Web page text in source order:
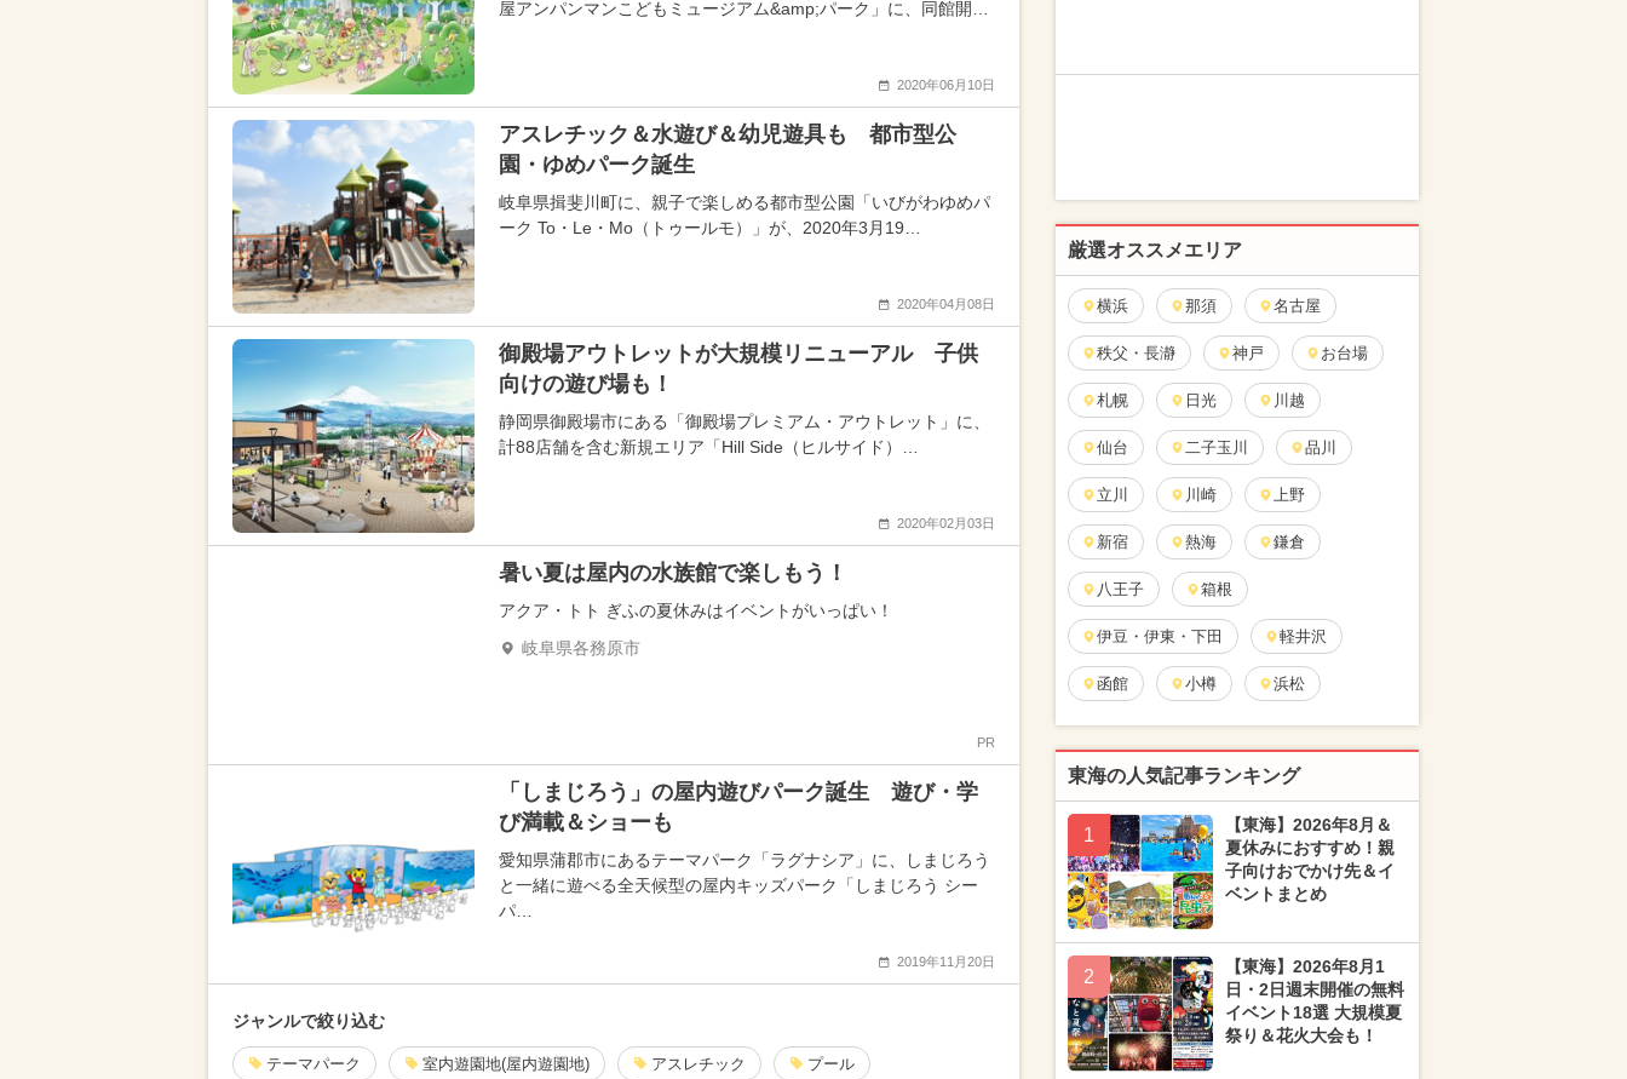
屋アンパンマンこどもミュージアム&amp;パーク」に、同館開…
2020年06月10日
アスレチック＆水遊び＆幼児遊具も 都市型公
園・ゆめパーク誕生
岐阜県揖斐川町に、親子で楽しめる都市型公園「いびがわゆめパ
ーク To・Le・Mo（トゥールモ）」が、2020年3月19…
2020年04月08日
御殿場アウトレットが大規模リニューアル 子供
向けの遊び場も！
静岡県御殿場市にある「御殿場プレミアム・アウトレット」に、
計88店舗を含む新規エリア「Hill Side（ヒルサイド）…
2020年02月03日
暑い夏は屋内の水族館で楽しもう！
アクア・トト ぎふの夏休みはイベントがいっぱい！
岐阜県各務原市
PR
「しまじろう」の屋内遊びパーク誕生 遊び・学
び満載＆ショーも
愛知県蒲郡市にあるテーマパーク「ラグナシア」に、しまじろう
と一緒に遊べる全天候型の屋内キッズパーク「しまじろう シー
パ…
2019年11月20日
ジャンルで絞り込む
テーマパーク 室内遊園地(屋内遊園地) アスレチック プール
厳選オススメエリア
横浜 那須 名古屋
秩父・長瀞 神戸 お台場
札幌 日光 川越
仙台 二子玉川 品川
立川 川崎 上野
新宿 熱海 鎌倉
八王子 箱根
伊豆・伊東・下田 軽井沢
函館 小樽 浜松
東海の人気記事ランキング
1
【東海】2026年8月＆
夏休みにおすすめ！親
子向けおでかけ先＆イ
ベントまとめ
2
【東海】2026年8月1
日・2日週末開催の無料
イベント18選 大規模夏
祭り＆花火大会も！